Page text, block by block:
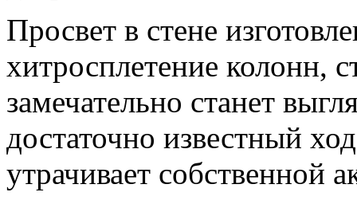
Просвет в стене
хитросплетение колонн,
замечательно станет
достаточно известный
утрачивает собственной